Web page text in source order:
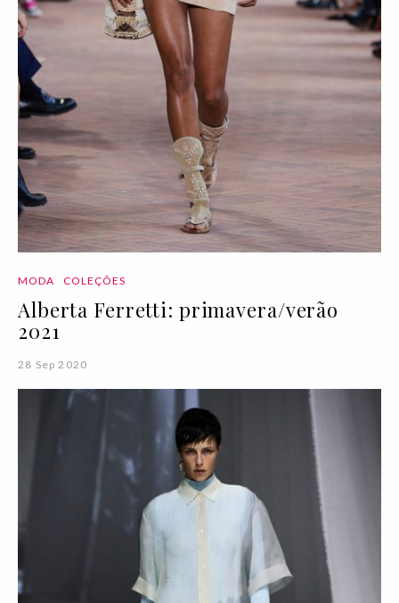
MODA COLEÇÕES
Alberta Ferretti: primavera/verão
2021
28 Sep 2020